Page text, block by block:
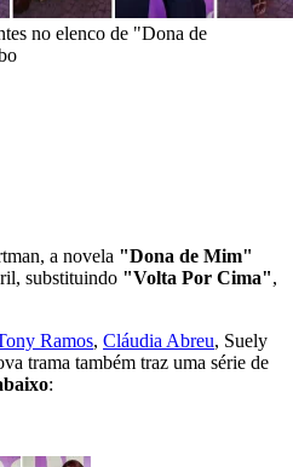
no elenco de "Dona de
a novela "Dona de Mim"
substituindo "Volta Por Cima",
Ramos, Cláudia Abreu, Suely
trama também traz uma série de
: